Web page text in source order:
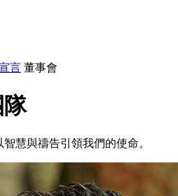
言 董事會
慧與禱告引領我們的使命。